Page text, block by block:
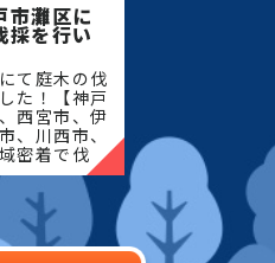
市灘区に
採を行い
て庭木の伐
た！【神戸
西宮市、伊
、川西市、
密着で伐
定・草刈り
こと、造
お探しなら
ください！